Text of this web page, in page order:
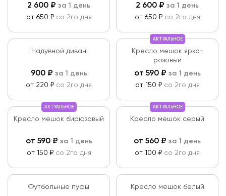
2 600 ₽ за 1 день
от 650 ₽ со 2го дня
2 600 ₽ за 1 день
от 650 ₽ со 2го дня
Надувной диван
900₽ за 1 день
от 220 ₽ со 2го дня
АКТУАЛЬНОЕ
Кресло мешок ярко-
розовый
от 590₽ за 1 день
от 150 ₽ со 2го дня
АКТУАЛЬНОЕ
Кресло мешок бирюзовый
от 590₽ за 1 день
от 150 ₽ со 2го дня
АКТУАЛЬНОЕ
Кресло мешок серый
от 560 ₽ за 1 день
от 100 ₽ со 2го дня
Футбольные пуфы Кресло мешок белый